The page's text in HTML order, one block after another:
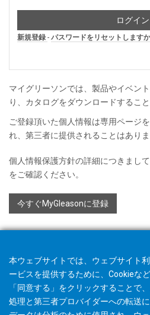
ログイン
新規登録 - パスワードをリセットします
マイグリーソンでは、製品やイベン
り、カタログをダウンロードすること
ご登録頂いた個人情報は専用ページ
れ、第三者に提供されることはありま
個人情報保護方針の詳細につきまして
をご確認ください。
今すぐMyGleasonに登録
本ウェブサイトでは、ウェブサイト
ービスを提供するために、Cookieな
「同意する」をクリックすることで
処理と第三者プロバイダーへの転送